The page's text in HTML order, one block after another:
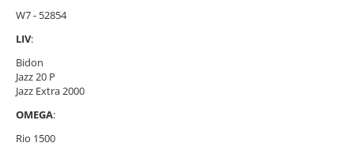
W7 - 52854
LIV:
Bidon
Jazz 20 P
Jazz Extra 2000
OMEGA:
Rio 1500